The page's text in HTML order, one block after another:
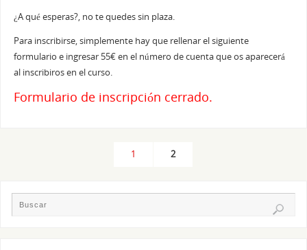
¿A qué esperas?, no te quedes sin plaza.
Para inscribirse, simplemente hay que rellenar el siguiente
formulario e ingresar 55€ en el número de cuenta que os aparecerá
al inscribiros en el curso.
Formulario de inscripción cerrado.
1 2